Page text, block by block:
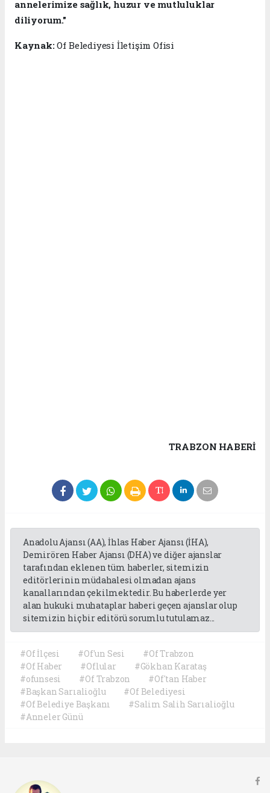
annelerimize sağlık, huzur ve mutluluklar
diliyorum."
Kaynak:Of Belediyesi İletişim Ofisi
TRABZON HABERİ
Anadolu Ajansı (AA), İhlas Haber Ajansı (İHA),
Demirören Haber Ajansı (DHA) ve diğer ajanslar
tarafından eklenen tüm haberler, sitemizin
editörlerinin müdahalesi olmadan ajans
kanallarından çekilmektedir. Bu haberlerde yer
alan hukuki muhataplar haberi geçen ajanslar olup
sitemizin hiç bir editörü sorumlu tutulamaz...
#Of İlçesi #Of'un Sesi
#Of Trabzon
#Of Haber
#Oflular
#Gökhan Karataş
#ofunsesi
#Of Trabzon
#Of'tan Haber
#Başkan Sarıalioğlu
#Of Belediyesi
#Of Belediye Başkanı
#Salim Salih Sarıalioğlu
#Anneler Günü